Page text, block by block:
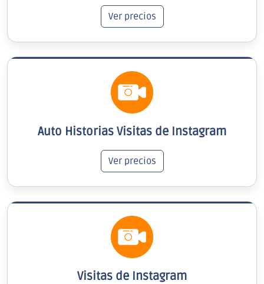
Ver precios
Auto Historias Visitas de Instagram
Ver precios
Visitas de Instagram